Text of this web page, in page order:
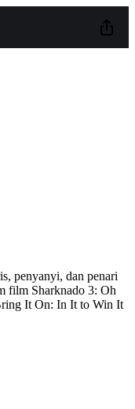
penyanyi, dan penari
film Sharknado 3: Oh
It On: In It to Win It